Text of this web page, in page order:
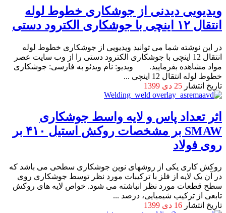
ویدیویی دیدنی از جوشکاری خطوط لوله
انتقال ۱۲ اینچی با جوشکاری الکترود دستی
در این نوشته شما می توانید ویدیویی از جوشکاری خطوط لوله
انتقال 12 اینچی با جوشکاری الکترود دستی را از وب سایت عصر
مواد مشاهده بفرمایید. ویدیو: نام ویدئو به فارسی: جوشکاری
خطوط لوله انتقال 12 اینچی ...
تاریخ انتشار 25 دی 1399
اثر تعداد پاس و لایه واسط جوشکاری
SMAW بر مشخصات روکش استیل ۴۱۰ بر
روی فولاد
روکش کاری یکی از روشهای نوین جوشکاری سطحی می باشد که
در آن یک لایه از فلز با ترکیبات مورد نظر توسط جوشکاری روی
سطح قطعات مورد نظر انباشته می شود. خواص لایه های روکش
تابعی از ترکیب شیمیایی، درصد ...
تاریخ انتشار 16 دی 1399